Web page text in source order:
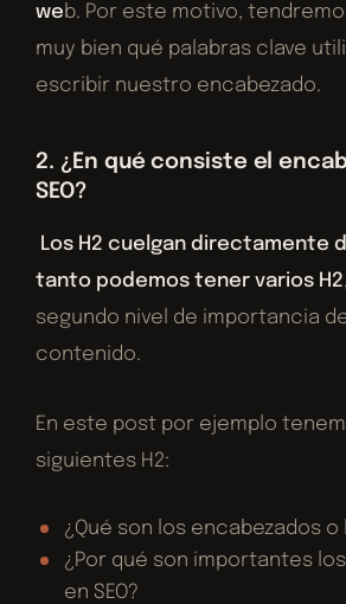
web. Por este motivo,
muy bien qué palabras clave
escribir nuestro encabezado.
2. ¿En qué consiste el
SEO?
Los H2 cuelgan directamente
tanto podemos tener varios H2
segundo nivel de importancia
contenido.
En este post por ejemplo
siguientes H2:
¿Qué son los encabezados o
¿Por qué son importantes
en SEO?